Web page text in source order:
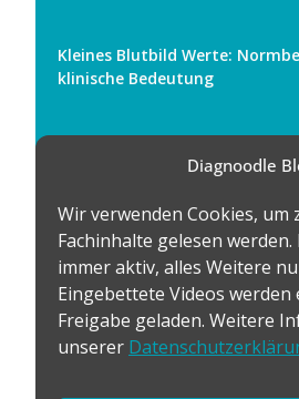
Diagnoodle
Wir verwenden Cookies, um
Fachinhalte gelesen
immer aktiv, alles Weitere
Eingebettete Videos
Freigabe geladen. Weitere
unserer
Kleines Blutbild Werte:
klinische Bedeutung
EDTA Blutbild: Röhrchenwahl
Die bereitgestellten Informationen sind
Fachpersonal bestimmt. Sie dienen der
über Produkte und Studien im Bereich der
individuelle Beratung oder Empfehlung
sorgfältig geprüft, dennoch übernehmen wir
oder Richtigkeit. Einige Artikel enthalten Bilder
Partnern. Diese Anbieter ermöglichen